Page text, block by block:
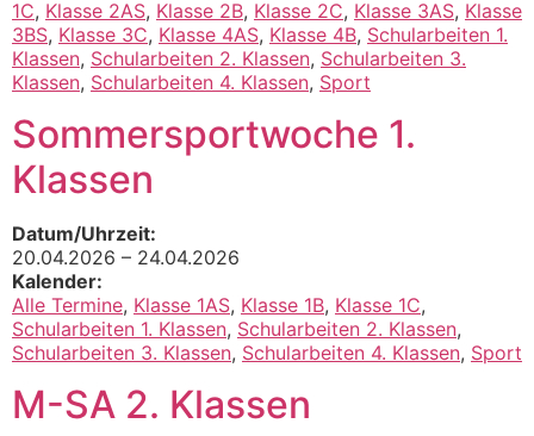
1C, Klasse 2AS, Klasse 2B, Klasse 2C, Klasse 3AS, Klasse
3BS, Klasse 3C, Klasse 4AS, Klasse 4B, Schularbeiten 1.
Klassen, Schularbeiten 2. Klassen, Schularbeiten 3.
Klassen, Schularbeiten 4. Klassen, Sport
Sommersportwoche 1.
Klassen
Datum/Uhrzeit:
20.04.2026 – 24.04.2026
Kalender:
Alle Termine, Klasse 1AS, Klasse 1B, Klasse 1C,
Schularbeiten 1. Klassen, Schularbeiten 2. Klassen,
Schularbeiten 3. Klassen, Schularbeiten 4. Klassen, Sport
M-SA 2. Klassen